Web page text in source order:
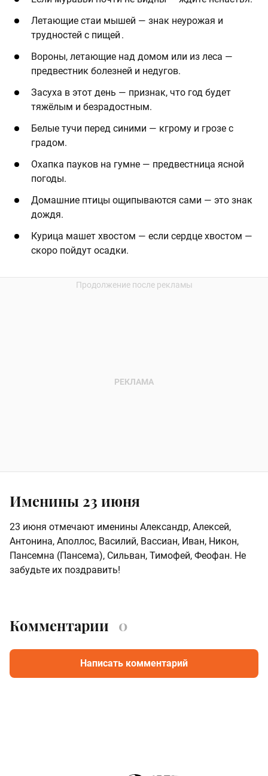
Летающие стаи мышей — знак неурожая и
трудностей с пищей .
Вороны, летающие над домом или из леса —
предвестник болезней и недугов.
Засуха в этот день — признак, что год будет
тяжёлым и безрадостным.
Белые тучи перед синими — кгрому и грозе с
градом.
Охапка пауков на гумне — предвестница ясной
погоды.
Домашние птицы ощипываются сами — это знак
дождя.
Курица машет хвостом — если сердце хвостом —
скоро пойдут осадки.
Именины 23 июня
23 июня отмечают именины Александр, Алексей,
Антонина, Аполлос, Василий, Вассиан, Иван, Никон,
Пансемна (Пансема), Сильван, Тимофей, Феофан. Не
забудьте их поздравить!
Комментарии 0
Написать комментарий